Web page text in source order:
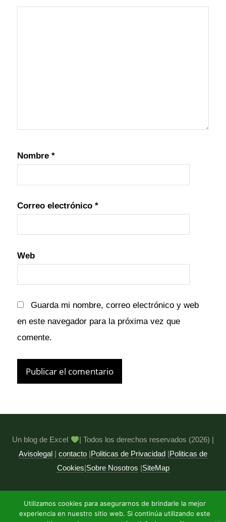
Nombre *
Correo electrónico *
Web
Guarda mi nombre, correo electrónico y web
en este navegador para la próxima vez que
comente.
Un blog de Excel
| Todos los derechos reservados (2026) |
Avisolegal | contacto |Politicas de Privacidad |Politicas de
Cookies|Sobre Nosotros |SiteMap
Utilizamos cookies para asegurarnos de brindarle la mejor
experiencia en nuestro sitio web. Si continúa utilizando este